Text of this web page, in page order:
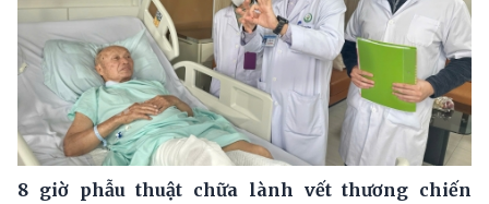
8 giờ phẫu thuật chữa lành vết thương chiến